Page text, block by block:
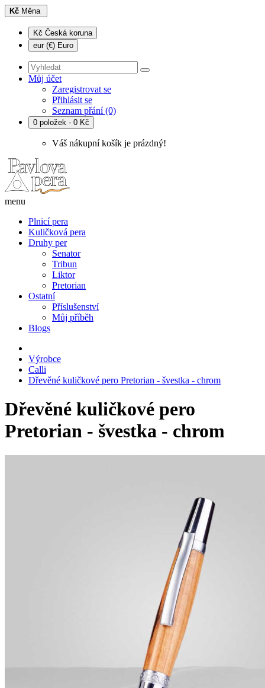
Kč Měna
Kč Česká koruna
eur (€) Euro
Můj účet
Zaregistrovat se
Přihlásit se
Seznam přání (0)
0 položek - 0 Kč
Váš nákupní košík je prázdný!
menu
Plnicí pera
Kuličková pera
Druhy per
Senator
Tribun
Liktor
Pretorian
Ostatní
Příslušenství
Můj příběh
Blogs
Výrobce
Calli
Dřevěné kuličkové pero Pretorian - švestka - chrom
Dřevěné kuličkové pero
Pretorian - švestka - chrom